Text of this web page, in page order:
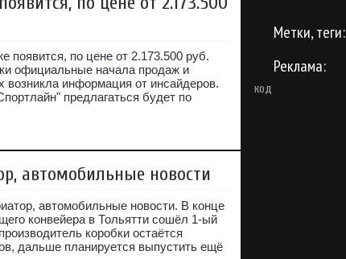
Метки, теги:
Реклама:
код
появится, по цене от 2.173.500 руб.
официальные начала продаж и
возникла информация от инсайдеров.
предлагаться будет по
автомобильные новости
автомобильные новости. В конце
конвейера в Тольятти сошёл 1-ый
коробки остаётся
дальше планируется выпустить ещё